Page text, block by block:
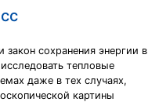
сохранения энергии в
тепловые
даже в тех случаях,
картины